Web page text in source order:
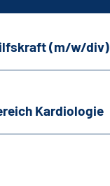
(m/w/div)
Kardiologie